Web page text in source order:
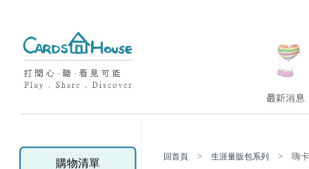
購物清單
回首頁 > 生涯量販包系列 > 嗨卡